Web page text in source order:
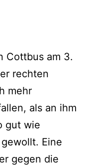
Cottbus am 3.
rechten
mehr
als an ihm
gut wie
Eine
gegen die